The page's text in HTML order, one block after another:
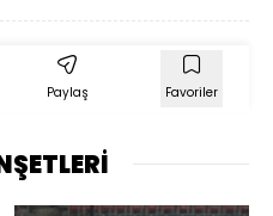
Paylaş Favoriler